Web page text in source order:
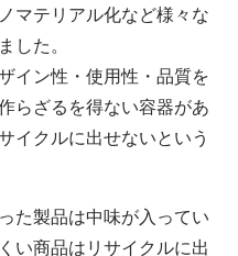
マテリアル化など様々な
した。
イン性・使用性・品質を
らざるを得ない容器があ
イクルに出せないという
た製品は中味が入ってい
い商品はリサイクルに出